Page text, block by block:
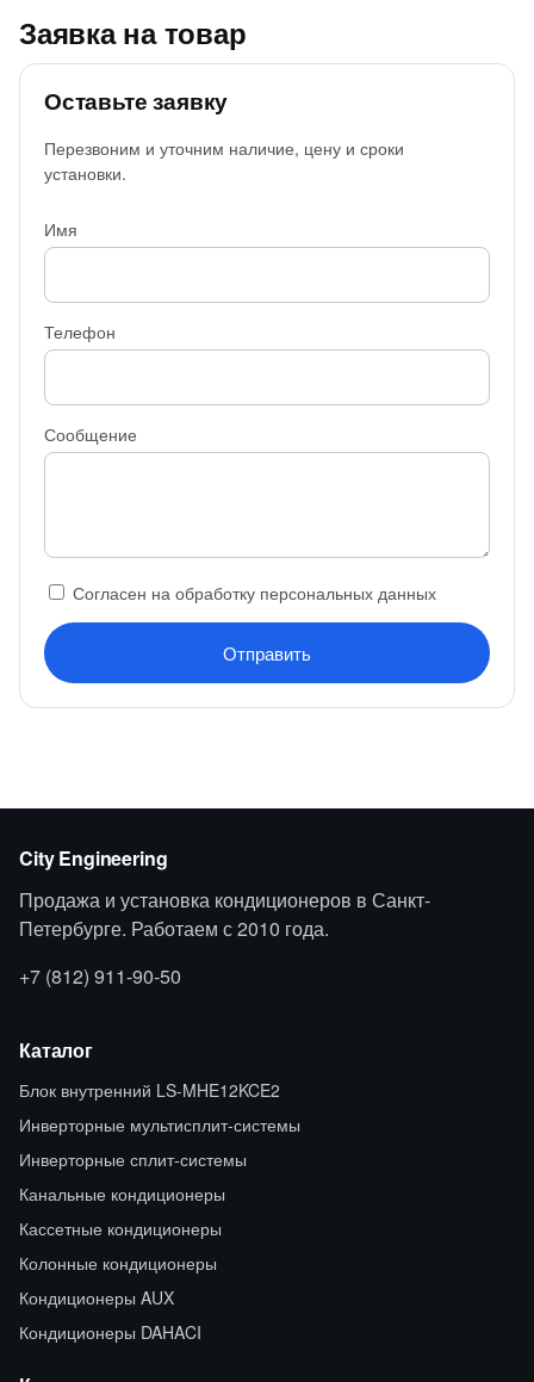
Заявка на товар
Оставьте заявку
Перезвоним и уточним наличие, цену и сроки
установки.
Имя
Телефон
Сообщение
Согласен на обработку персональных данных
Отправить
City Engineering
Продажа и установка кондиционеров в Санкт-
Петербурге. Работаем с 2010 года.
+7 (812) 911-90-50
Каталог
Блок внутренний LS-MHE12KCE2
Инверторные мультисплит-системы
Инверторные сплит-системы
Канальные кондиционеры
Кассетные кондиционеры
Колонные кондиционеры
Кондиционеры AUX
Кондиционеры DAHACI